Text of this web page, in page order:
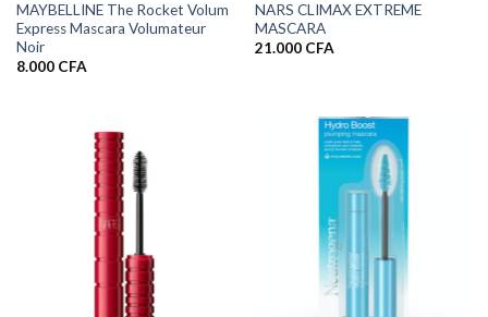
MAYBELLINE The Rocket Volum
Express Mascara Volumateur
Noir
8.000 CFA
NARS CLIMAX EXTREME
MASCARA
21.000 CFA